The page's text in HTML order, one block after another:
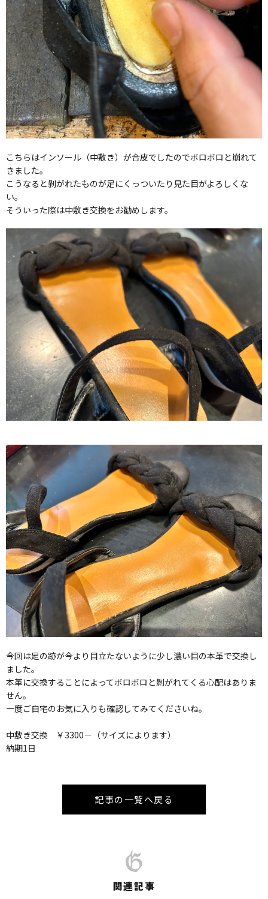
こちらはインソール（中敷き）が合皮でしたのでボロボロと崩れて
きました。
こうなると剝がれたものが足にくっついたり見た目がよろしくな
い。
そういった際は中敷き交換をお勧めします。
今回は足の跡が今より目立たないように少し濃い目の本革で交換し
ました。
本革に交換することによってボロボロと剝がれてくる心配はありま
せん。
一度ご自宅のお気に入りも確認してみてくださいね。
中敷き交換 ￥3300－（サイズによります）
納期1日
記事の一覧へ戻る
関連記事